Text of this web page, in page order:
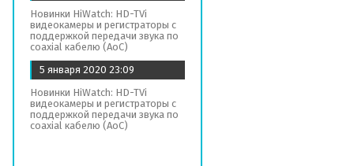
Новинки HiWatch: HD-TVi
видеокамеры и регистраторы с
поддержкой передачи звука по
coaxial кабелю (AoC)
5 января 2020 23:09
Новинки HiWatch: HD-TVi
видеокамеры и регистраторы с
поддержкой передачи звука по
coaxial кабелю (AoC)